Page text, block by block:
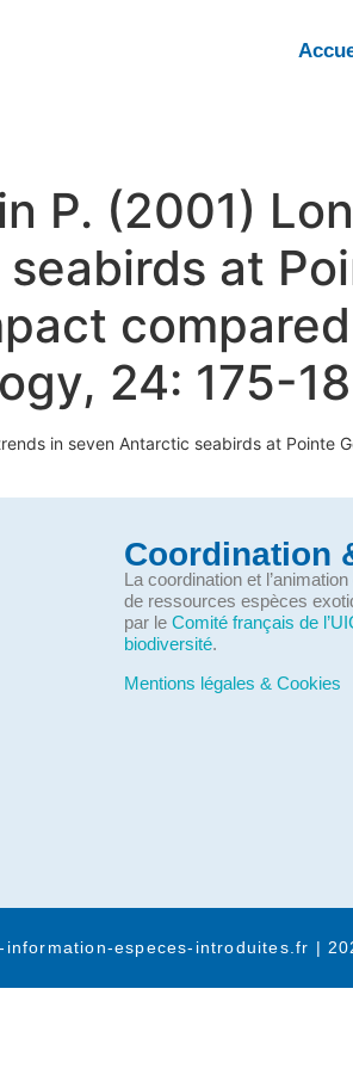
P. (2001)
at
24: 175-
in seven Antarctic seabirds at Pointe
Coordination
La coordination et
de ressources espèces
par le Comité français de
biodiversité.
Mentions légales & Cookies
information-especes-introduites.fr |